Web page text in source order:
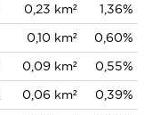
0,23 km²
1,36%
0,10 km²
0,60%
0,09 km²
0,55%
0,06 km²
0,39%